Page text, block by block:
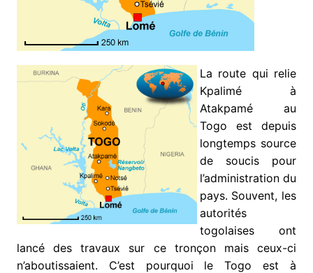
La route qui relie
Kpalimé à
Atakpamé au
Togo est depuis
longtemps source
de soucis pour
l’administration du
pays. Souvent, les
autorités
togolaises ont
lancé des travaux sur ce tronçon mais ceux-ci
n’aboutissaient. C’est pourquoi le Togo est à